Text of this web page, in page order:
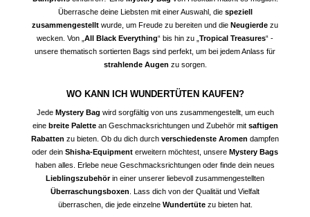
Überrasche deine Liebsten mit einer Auswahl, die speziell
zusammengestellt wurde, um Freude zu bereiten und die Neugierde zu
wecken. Von „ All Black Everything“ bis hin zu „ Tropical Treasures“ -
unsere thematisch sortierten Bags sind perfekt, um bei jedem Anlass für
strahlende Augen zu sorgen.
WO KANN ICH WUNDERTÜTEN KAUFEN?
Jede Mystery Bag wird sorgfältig von uns zusammengestellt, um euch
eine breite Palette an Geschmacksrichtungen und Zubehör mitsaftigen
Rabatten zu bieten. Ob du dich durch verschiedenste Aromen dampfen
oder dein Shisha-Equipment erweitern möchtest, unsere Mystery Bags
haben alles. Erlebe neue Geschmacksrichtungen oder finde dein neues
Lieblingszubehörin einer unserer liebevoll zusammengestellten
Überraschungsboxen . Lass dich von der Qualität und Vielfalt
überraschen, die jede einzelne Wundertüte zu bieten hat.